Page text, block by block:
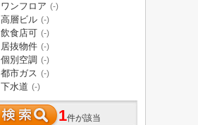
ワンフロア (-)
高層ビル (-)
飲食店可 (-)
居抜物件 (-)
個別空調 (-)
都市ガス (-)
下水道 (-)
1件が該当